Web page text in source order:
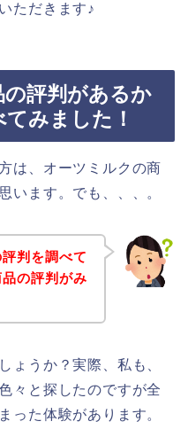
ただきます♪
評判があるか
みました！
は、オーツミルクの商
います。でも、、、。
判を調べて
の評判がみ
ょうか？実際、私も、
々と探したのですが全
った体験があります。